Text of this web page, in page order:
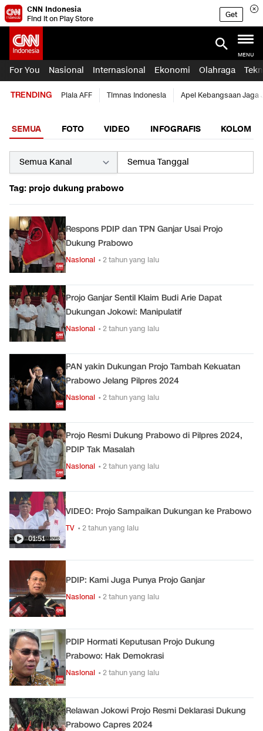
CNN Indonesia
Find it on Play Store
Get
MENU
For You Nasional Internasional Ekonomi Olahraga
TRENDING Piala AFF Timnas Indonesia Apel Kebangsaan Jaga
SEMUA FOTO VIDEO INFOGRAFIS KOLOM
Tag: projo dukung prabowo
Respons PDIP dan TPN Ganjar Usai Projo
Dukung Prabowo
Nasional • 2 tahun yang lalu
Projo Ganjar Sentil Klaim Budi Arie Dapat
Dukungan Jokowi: Manipulatif
Nasional • 2 tahun yang lalu
PAN yakin Dukungan Projo Tambah Kekuatan
Prabowo Jelang Pilpres 2024
Nasional • 2 tahun yang lalu
Projo Resmi Dukung Prabowo di Pilpres 2024,
PDIP Tak Masalah
Nasional • 2 tahun yang lalu
01:51
VIDEO: Projo Sampaikan Dukungan ke Prabowo
TV • 2 tahun yang lalu
PDIP: Kami Juga Punya Projo Ganjar
Nasional • 2 tahun yang lalu
PDIP Hormati Keputusan Projo Dukung
Prabowo: Hak Demokrasi
Nasional • 2 tahun yang lalu
Relawan Jokowi Projo Resmi Deklarasi Dukung
Prabowo Capres 2024